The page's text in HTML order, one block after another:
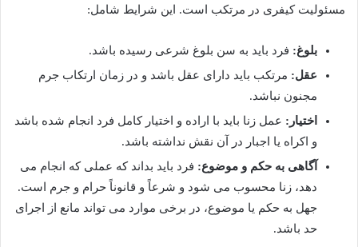
مسئولیت کیفری در مرتکب است. این شرایط شامل:
بلوغ: فرد باید به سن بلوغ شرعی رسیده باشد.
عقل: مرتکب باید دارای عقل باشد و در زمان ارتکاب جرم
مجنون نباشد.
اختیار: عمل زنا باید با اراده و اختیار کامل فرد انجام شده باشد
و اکراه یا اجبار در آن نقش نداشته باشد.
آگاهی به حکم و موضوع: فرد باید بداند که عملی که انجام می
دهد، زنا محسوب می شود و شرعاً و قانوناً حرام و جرم است.
جهل به حکم یا موضوع، در برخی موارد می تواند مانع از اجرای
حد باشد.